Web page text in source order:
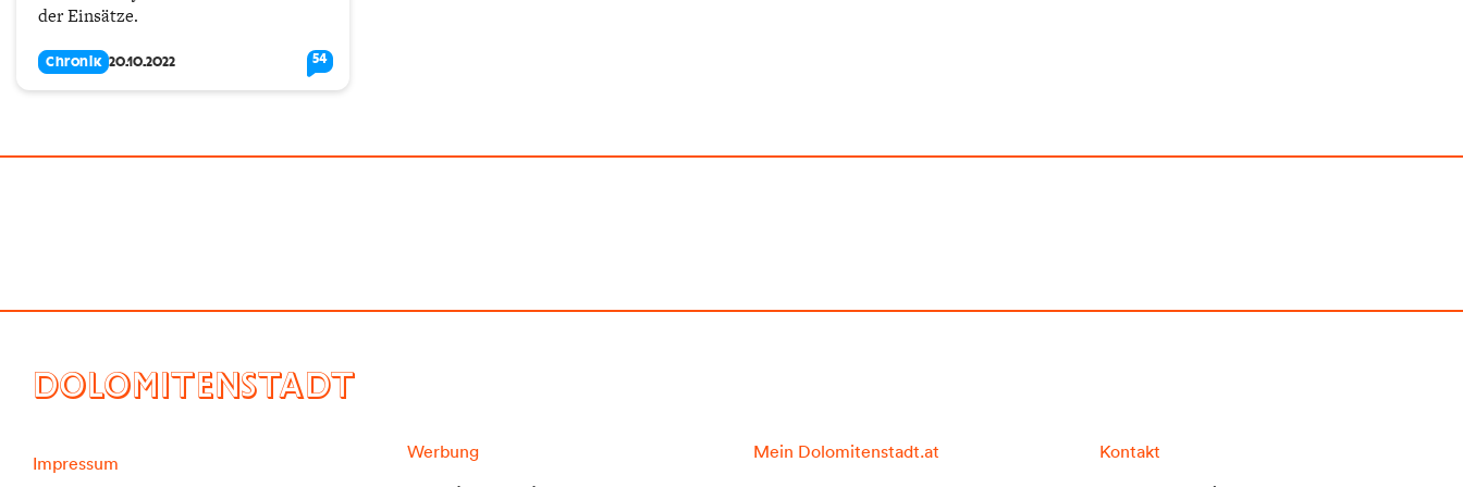
der Einsätze.
Chronik 20.10.2022 54
DOLOMITENSTADT
Impressum
Werbung Mein Dolomitenstadt.at Kontakt